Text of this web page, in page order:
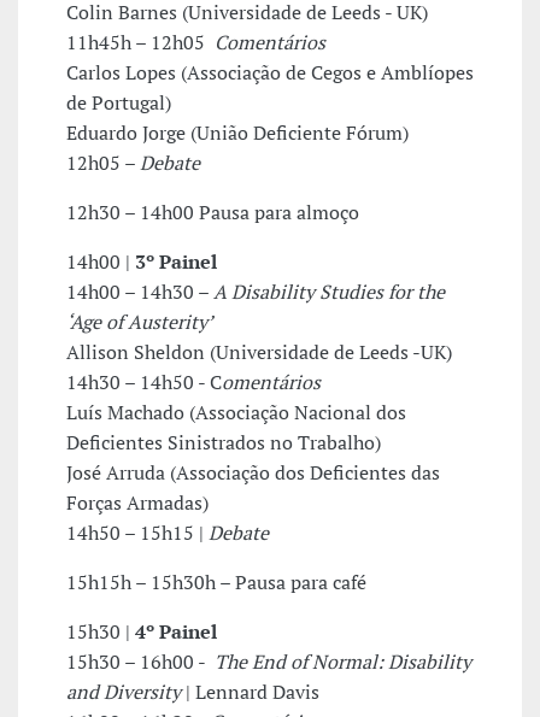
Colin Barnes (Universidade de Leeds - UK)
11h45h – 12h05 Comentários
Carlos Lopes (Associação de Cegos e Amblíopes
de Portugal)
Eduardo Jorge (União Deficiente Fórum)
12h05 –Debate
12h30 – 14h00 Pausa para almoço
14h00 | 3º Painel
14h00 – 14h30 –A Disability Studies for the
‘Age of Austerity’
Allison Sheldon (Universidade de Leeds -UK)
14h30 – 14h50 - Comentários
Luís Machado (Associação Nacional dos
Deficientes Sinistrados no Trabalho)
José Arruda (Associação dos Deficientes das
Forças Armadas)
14h50 – 15h15 | Debate
15h15h – 15h30h – Pausa para café
15h30 | 4º Painel
15h30 – 16h00 - The End of Normal: Disability
and Diversity| Lennard Davis